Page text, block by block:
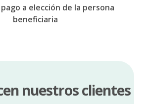
a elección de la persona
beneficiaria
nuestros clientes